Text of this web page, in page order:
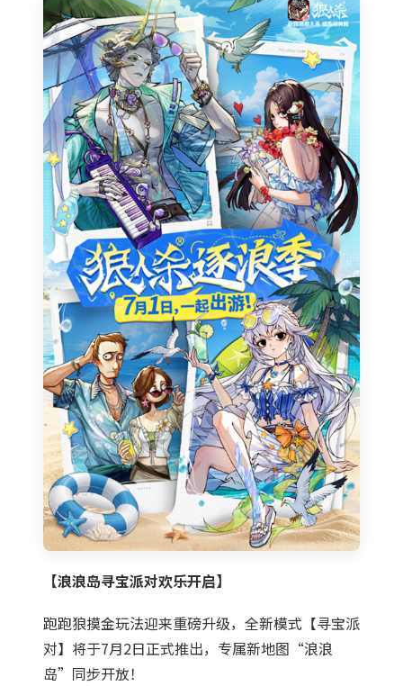
【浪浪岛寻宝派对欢乐开启】
跑跑狼摸金玩法迎来重磅升级，全新模式【寻宝派
对】将于7月2日正式推出，专属新地图“浪浪
岛”同步开放！